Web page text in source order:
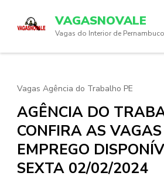
(Press
VAGASNOVALE
Vagas do Interior de
Vagas Agência do Trabalho PE
AGÊNCIA DO
CONFIRA AS
EMPREGO
SEXTA 02/02/2024